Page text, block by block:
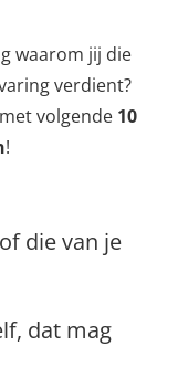
waarom jij die
verdient?
volgende 10
!
die van je
dat mag